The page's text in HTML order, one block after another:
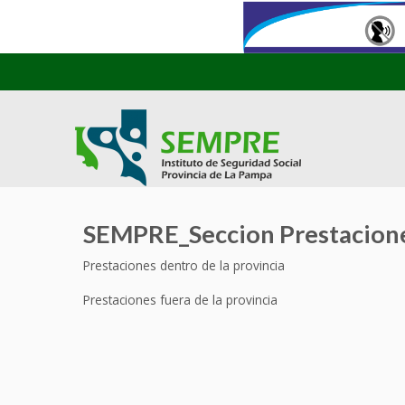
SEMPRE_Seccion
Prestaciones dentro de la provincia
Prestaciones fuera de la provincia